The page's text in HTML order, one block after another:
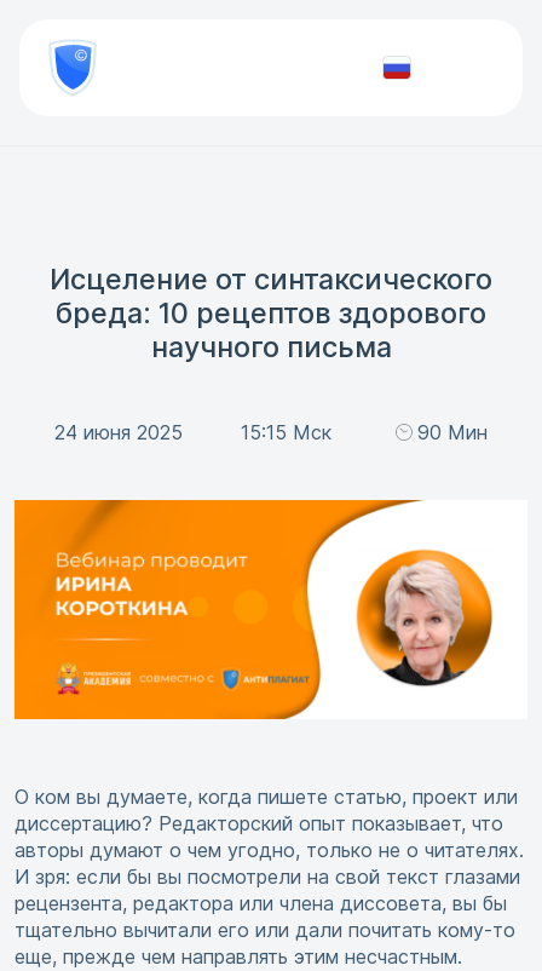
800
777-
81-Проверить
Исцеление от синтаксического
бреда: 10 рецептов здорового
научного письма
24 июня 2025 15:15 Мск 90 Мин
О ком вы думаете, когда пишете статью, проект или
диссертацию? Редакторский опыт показывает, что
авторы думают о чем угодно, только не о читателях.
И зря: если бы вы посмотрели на свой текст глазами
рецензента, редактора или члена диссовета, вы бы
тщательно вычитали его или дали почитать кому-то
еще, прежде чем направлять этим несчастным.